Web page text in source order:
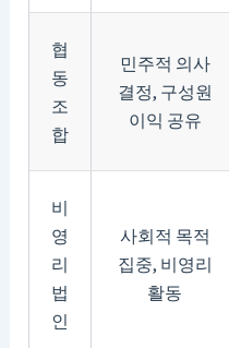
협
동
조
합
민주적 의사
결정, 구성원
이익 공유
비
영
리
법
인
사회적 목적
집중, 비영리
활동